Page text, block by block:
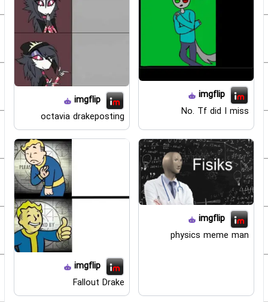
imgflip
No. Tf did I miss
imgflip
octavia drakeposting
imgflip
physics meme man
imgflip
Fallout Drake